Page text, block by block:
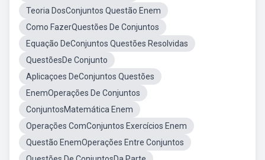
Teoria DosConjuntos Questão Enem
Como FazerQuestões De Conjuntos
Equação DeConjuntos Questões Resolvidas
QuestõesDe Conjunto
Aplicaçoes DeConjuntos Questões
EnemOperações De Conjuntos
ConjuntosMatemática Enem
Operações ComConjuntos Exercícios Enem
Questão EnemOperações Entre Conjuntos